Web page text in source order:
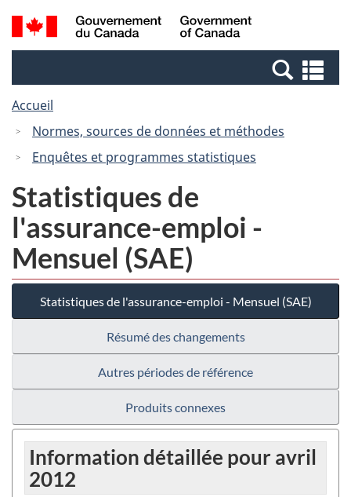
Passer
au
Passer
à
Canada
Recherche
et
et
Accueil
Normes, sources de données et méthodes
Enquêtes et programmes statistiques
Statistiques de
l'assurance-emploi -
Mensuel (SAE)
Statistiques de l'assurance-emploi - Mensuel (SAE)
Résumé des changements
Autres périodes de référence
Produits connexes
Information détaillée pour avril
2012